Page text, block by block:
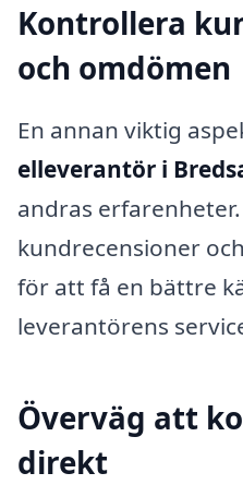
Kontrollera
och omdömen
En annan viktig
elleverantör i
andras
kundrecensioner
för att få en bättre
leverantörens
Överväg att
direkt